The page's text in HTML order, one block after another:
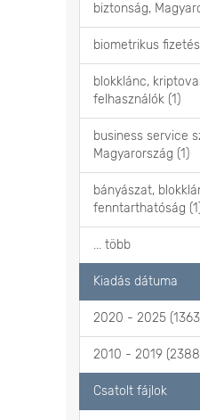
biztonság,
biometrikus fizetés
blokklánc,
felhasználók (1)
business service
Magyarország (1)
bányászat,
fenntarthatóság
... több
Kiadás dátuma
2020 - 2025
2010 - 2019
Csatolt fájlok